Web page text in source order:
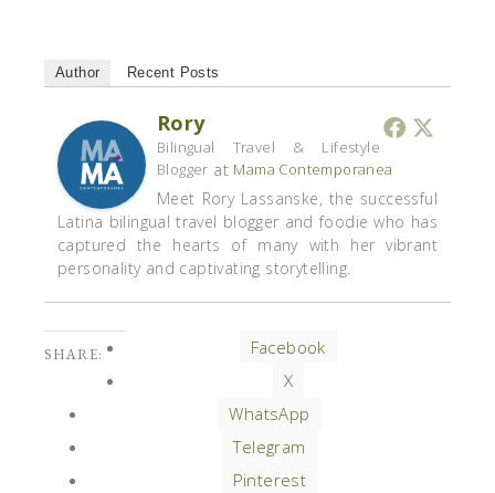
Author Recent Posts
Rory
Bilingual Travel & Lifestyle
Blogger at Mama Contemporanea
Meet Rory Lassanske, the successful
Latina bilingual travel blogger and foodie who has
captured the hearts of many with her vibrant
personality and captivating storytelling.
SHARE:
Facebook
X
WhatsApp
Telegram
Pinterest